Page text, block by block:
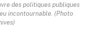
des politiques publiques
incontournable. (Photo